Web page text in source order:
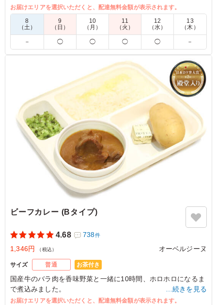
コクのある欧風カレーと香ばしいチキンの相性は抜群。
リピーターさんも多い人気メニューです。
※喫食までにバターが溶けてしまう場合がございます。冷蔵庫
等で保管できるご用意をお願い致します。
※オプションにて店舗ロゴ入りの紙のスリーブケース(化粧箱)
をご用意しております。ご希望の際は下記「ご飯の種類」プル
ダウンよりご選択ください。
また、画像サンプルはカテゴリ：「オプション」内の「スリー
ブケース(化粧箱)」をご参照ください。各商品共通のケースと
なります。
4.5 日本イーライリリー株式会社
ロケ弁で大人気のオーベルジーヌ。一口食べると玉ねぎの
強い甘みが広がり、後から追いかけてくる本格的なスパイ
スの辛さが癖になります。ゴロッと大きなジャガイモとバ
ターも相性抜群。コク深い濃厚な欧風カレーを堪能できる
至高のお弁当です。
東京都目黒区東が丘2026/08/06
お届けエリアを選択いただくと、配達無料金額が表示されます。
8
（土）
9
（日）
10
（月）
11
（火）
12
（水）
13
（木）
－ ◯ ◯ ◯ ◯ －
ビーフカレー (Bタイプ)
4.68 738件
1,346円 （税込） オーベルジーヌ
サイズ 普通 お茶付き
国産牛のバラ肉を香味野菜と一緒に10時間、ホロホロになるま
で煮込みました。
濃厚な牛肉の旨味と玉ねぎの甘味が程よくマッチ。酸味とコク
…続きを見る
お届けエリアを選択いただくと、配達無料金額が表示されます。